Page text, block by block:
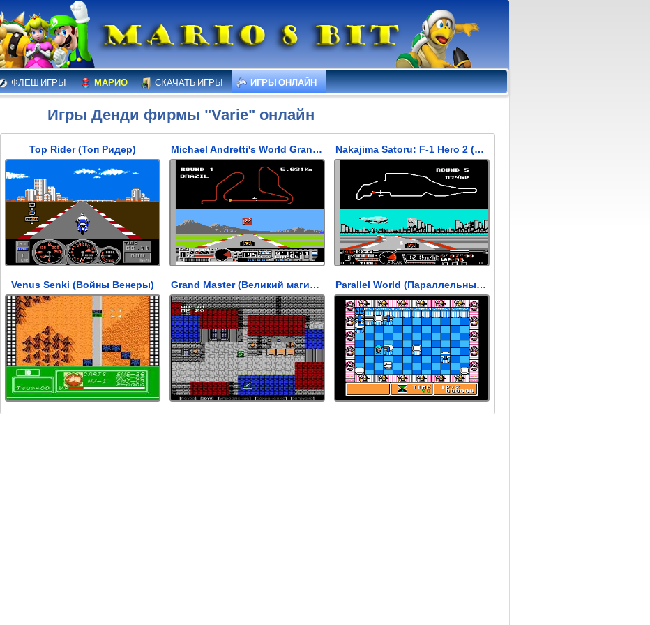
ФЛЕШ ИГРЫ МАРИО СКАЧАТЬ ИГРЫ ИГРЫ ОНЛАЙН
Игры Денди фирмы "Varie" онлайн
Top Rider (Топ Ридер) Michael Andretti's World Grand Prix (Гран-при Майкла Андретти) Nakajima Satoru: F-1 Hero 2 (Сатору Накаджима: F-1 Герой 2)
Venus Senki (Войны Венеры) Grand Master (Великий магистр) Parallel World (Параллельный мир)